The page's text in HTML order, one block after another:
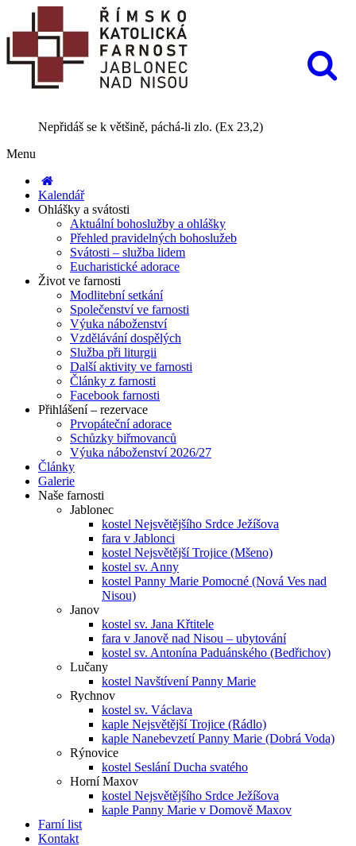
Nepřidáš se k většině, páchá-li zlo. (Ex 23,2)
Menu
Kalendář
Ohlášky a svátosti
Aktuální bohoslužby a ohlášky
Přehled pravidelných bohoslužeb
Svátosti – služba lidem
Eucharistické adorace
Život ve farnosti
Modlitební setkání
Společenství ve farnosti
Výuka náboženství
Vzdělávání dospělých
Služba při liturgii
Další aktivity ve farnosti
Články z farnosti
Facebook farnosti
Přihlášení – rezervace
Prvopáteční adorace
Schůzky biřmovanců
Výuka náboženství 2026/27
Články
Galerie
Naše farnosti
Jablonec
kostel Nejsvětějšího Srdce Ježíšova
fara v Jablonci
kostel Nejsvětější Trojice (Mšeno)
kostel sv. Anny
kostel Panny Marie Pomocné (Nová Ves nad
Nisou)
Janov
kostel sv. Jana Křtitele
fara v Janově nad Nisou – ubytování
kostel sv. Antonína Paduánského (Bedřichov)
Lučany
kostel Navštívení Panny Marie
Rychnov
kostel sv. Václava
kaple Nejsvětější Trojice (Rádlo)
kaple Nanebevzetí Panny Marie (Dobrá Voda)
Rýnovice
kostel Seslání Ducha svatého
Horní Maxov
kostel Nejsvětějšího Srdce Ježíšova
kaple Panny Marie v Domově Maxov
Farní list
Kontakt